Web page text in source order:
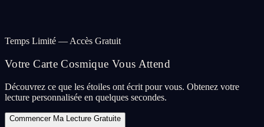
Temps Limité — Accès Gratuit
Votre Carte Cosmique Vous Attend
Découvrez ce que les étoiles ont écrit pour vous. Obtenez votre
lecture personnalisée en quelques secondes.
Commencer Ma Lecture Gratuite